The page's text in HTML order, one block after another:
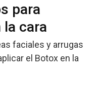
para
la cara
faciales y arrugas
el Botox en la